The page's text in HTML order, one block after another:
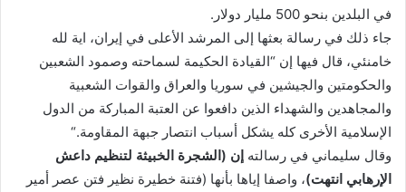
في البلدين بنحو 500 مليار دولار
.
جاء ذلك في رسالة بعثها إلى المرشد الأعلى في إيران، اية لله
خامنئي، قال فيها إن “القيادة الحكيمة لسماحته وصمود الشعبين
والحكومتين والجيشين في سوريا والعراق والقوات الشعبية
والمجاهدين والشهداء الذين دافعوا عن العتبة المباركة من الدول
الإسلامية الأخرى کله يشكل أسباب انتصار جبهة المقاومة“.
وقال سليماني في رسالته إن (الشجرة الخبيثة لتنظيم داعش
الإرهابي انتهت)، واصفا إياها بأنها (فتنة‌ خطيرة‌ نظير فتن عصر أمير